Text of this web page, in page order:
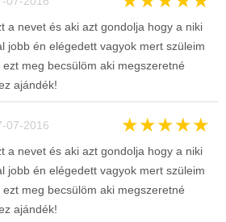
a nevet és aki azt gondolja hogy a niki
jobb én elégedett vagyok mert szüleim
meg becsülöm aki megszeretné
ajándék!
07-2016 ★★★★★
a nevet és aki azt gondolja hogy a niki
jobb én elégedett vagyok mert szüleim
meg becsülöm aki megszeretné
ajándék!